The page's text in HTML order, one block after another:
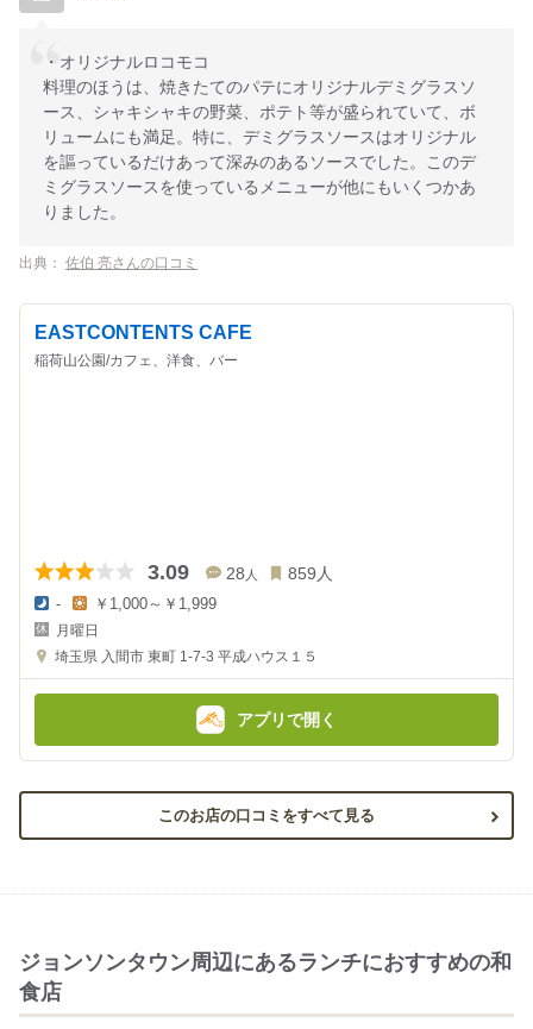
・オリジナルロコモコ
料理のほうは、焼きたてのパテにオリジナルデミグラスソ
ース、シャキシャキの野菜、ポテト等が盛られていて、ボ
リュームにも満足。特に、デミグラスソースはオリジナル
を謳っているだけあって深みのあるソースでした。このデ
ミグラスソースを使っているメニューが他にもいくつかあ
りました。
出典： 佐伯 亮さんの口コミ
EASTCONTENTS CAFE
稲荷山公園/カフェ、洋食、バー
3.09 28 人 859人
夜
の
金
-
昼
の
金
額
￥1,000～￥1,999
月曜日
埼玉県 入間市 東町 1-7-3 平成ハウス１５
アプリで開く
このお店の口コミをすべて見る
ジョンソンタウン周辺にあるランチにおすすめの和
食店